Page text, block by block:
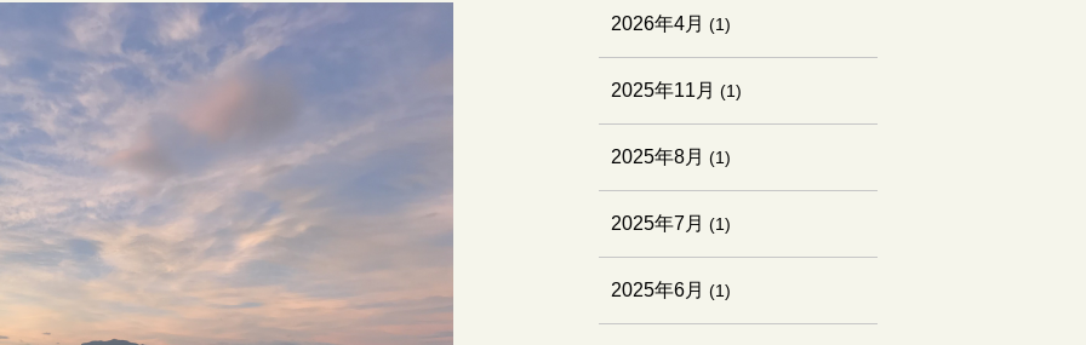
2026年4月 (1)
2025年11月 (1)
2025年8月 (1)
2025年7月 (1)
2025年6月 (1)